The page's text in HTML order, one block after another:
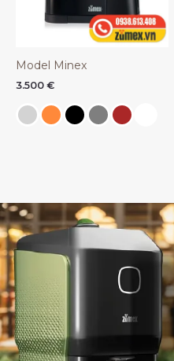
Model Minex
3.500 €